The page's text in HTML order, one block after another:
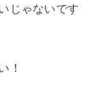
じゃないです
！